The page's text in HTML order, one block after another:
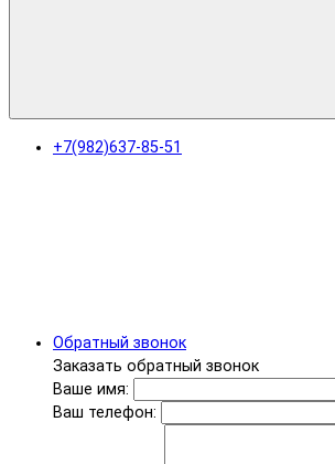
+7(982)637-85-51
Обратный звонок
Заказать обратный звонок
Ваше имя:
Ваш телефон: